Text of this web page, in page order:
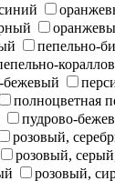
пепельно-
бежевый
полноцветная
пудрово-
розовый,
розовый,
розовый,